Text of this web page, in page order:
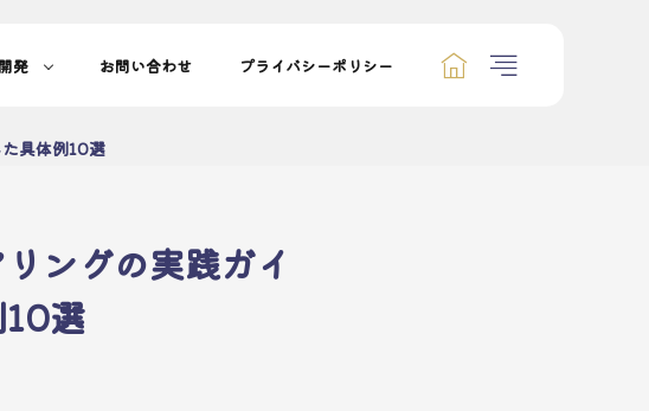
発 お問い合わせ プライバシーポリシー
具体例10選
ングの実践ガイ
10選